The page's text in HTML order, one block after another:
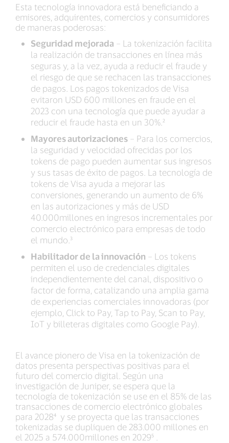
Esta tecnología innovadora está beneficiando a
emisores, adquirentes, comercios y consumidores
de maneras poderosas:
Seguridad mejorada – La tokenización facilita
la realización de transacciones en línea más
seguras y, a la vez, ayuda a reducir el fraude y
el riesgo de que se rechacen las transacciones
de pagos. Los pagos tokenizados de Visa
evitaron USD 600 millones en fraude en el
2023 con una tecnología que puede ayudar a
reducir el fraude hasta en un 30%.²
Mayores autorizaciones – Para los comercios,
la seguridad y velocidad ofrecidas por los
tokens de pago pueden aumentar sus ingresos
y sus tasas de éxito de pagos. La tecnología de
tokens de Visa ayuda a mejorar las
conversiones, generando un aumento de 6%
en las autorizaciones y más de USD
40.000millones en ingresos incrementales por
comercio electrónico para empresas de todo
el mundo.³
Habilitador de la innovación – Los tokens
permiten el uso de credenciales digitales
independientemente del canal, dispositivo o
factor de forma, catalizando una amplia gama
de experiencias comerciales innovadoras (por
ejemplo, Click to Pay, Tap to Pay, Scan to Pay,
IoT y billeteras digitales como Google Pay).
El avance pionero de Visa en la tokenización de
datos presenta perspectivas positivas para el
futuro del comercio digital. Según una
investigación de Juniper, se espera que la
tecnología de tokenización se use en el 85% de las
transacciones de comercio electrónico globales
para 2028⁴ y se proyecta que las transacciones
tokenizadas se dupliquen de 283.000 millones en
el 2025 a 574.000millones en 2029⁵ .